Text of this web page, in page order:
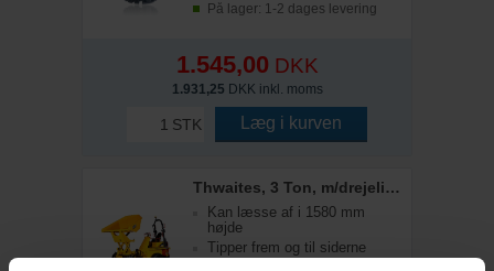
På lager: 1-2 dages levering
1.545,00 DKK
1.931,25 DKK inkl. moms
STK Læg i kurven
Thwaites, 3 Ton, m/drejelig højtip
Kan læsse af i 1580 mm
højde
Tipper frem og til siderne